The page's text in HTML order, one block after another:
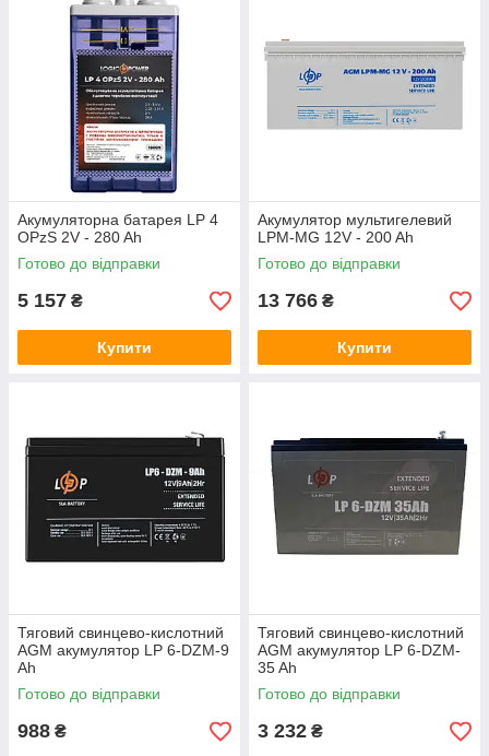
Акумуляторна батарея LP 4
OPzS 2V - 280 Ah
Готово до відправки
5 157 ₴
Купити
Акумулятор мультигелевий
LPM-MG 12V - 200 Ah
Готово до відправки
13 766 ₴
Купити
Тяговий свинцево-кислотний
AGM акумулятор LP 6-DZM-9
Ah
Готово до відправки
988 ₴
Тяговий свинцево-кислотний
AGM акумулятор LP 6-DZM-
35 Ah
Готово до відправки
3 232 ₴